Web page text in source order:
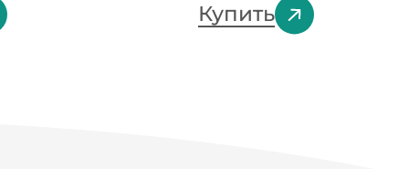
Купить